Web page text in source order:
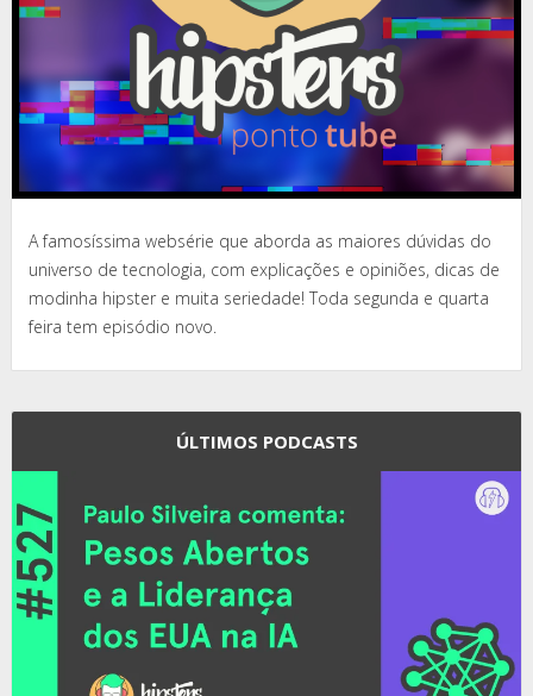
A famosíssima websérie que aborda as maiores dúvidas do
universo de tecnologia, com explicações e opiniões, dicas de
modinha hipster e muita seriedade! Toda segunda e quarta
feira tem episódio novo.
ÚLTIMOS PODCASTS